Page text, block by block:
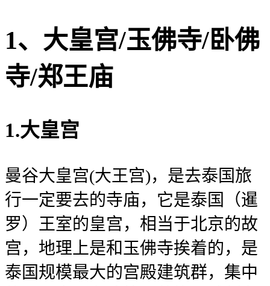
1、大皇宫/玉佛寺/卧佛
寺/郑王庙
1.大皇宫
曼谷大皇宫(大王宫)，是去泰国旅
行一定要去的寺庙，它是泰国（暹
罗）王室的皇宫，相当于北京的故
宫，地理上是和玉佛寺挨着的，是
泰国规模最大的宫殿建筑群，集中